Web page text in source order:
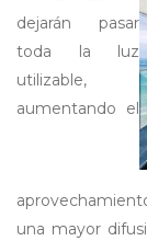
dejarán pasar
toda la luz
utilizable,
aumentando el
una mayor